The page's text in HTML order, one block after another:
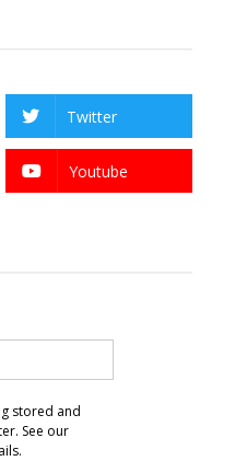
Twitter
Youtube
stored and
See our